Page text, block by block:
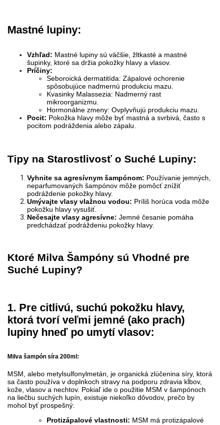
Mastné lupiny:
Vzhľad: Mastné lupiny sú väčšie, žltkasté a mastné
šupinky, ktoré sa držia pokožky hlavy a vlasov.
Príčiny:
Seboroická dermatitída: Zápalové ochorenie
spôsobujúce nadmernú produkciu mazu.
Kvasinky Malassezia: Nadmerný rast
mikroorganizmu.
Hormonálne zmeny: Ovplyvňujú produkciu mazu.
Pocit: Pokožka hlavy môže byť mastná a svrbivá, často s
pocitom podráždenia alebo zápalu.
Tipy na Starostlivosť o Suché Lupiny:
Vyhnite sa agresívnym šampónom: Používanie jemných,
neparfumovaných šampónov môže pomôcť znížiť
podráždenie pokožky hlavy.
Umývajte vlasy vlažnou vodou: Príliš horúca voda môže
pokožku hlavy vysušiť.
Nečesajte vlasy agresívne: Jemné česanie pomáha
predchádzať podráždeniu pokožky hlavy.
Ktoré Milva Šampóny sú Vhodné pre
Suché Lupiny?
1. Pre citlivú, suchú pokožku hlavy,
ktorá tvorí veľmi jemné (ako prach)
lupiny hneď po umytí vlasov:
Milva šampón síra 200ml:
MSM, alebo metylsulfonylmetán, je organická zlúčenina síry, ktorá
sa často používa v doplnkoch stravy na podporu zdravia kĺbov,
kože, vlasov a nechtov. Pokiaľ ide o použitie MSM v šampónoch
na liečbu suchých lupín, existuje niekoľko dôvodov, prečo by
mohol byť prospešný:
Protizápalové vlastnosti: MSM má protizápalové